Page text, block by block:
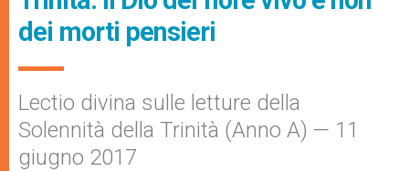
dei morti pensieri
Lectio divina sulle letture della
Solennità della Trinità (Anno A) — 11
giugno 2017